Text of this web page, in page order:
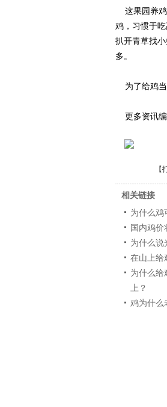
这果园养鸡
鸡，习惯于
扒开青草找
多。
为了给鸡当
更多资讯编
【
相关链接
为什么鸡
国内鸡
为什么说
在山上给
为什么给
上？
鸡为什么